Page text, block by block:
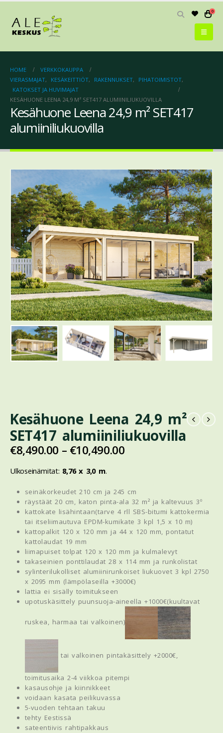
0
HOME
VERKKOKAUPPA
VIERASMAJAT, KESÄKEITTIÖT, RAKENNUKSET, PIHATOIMISTOT,
KATOKSET JA HUVIMAJAT
KESÄHUONE LEENA 24,9 M² SET417 ALUMIINILIUKUOVILLA
Kesähuone Leena 24,9 m² SET417
alumiiniliukuovilla
Kesähuone Leena 24,9 m²
SET417 alumiiniliukuovilla
€8,490.00 – €10,490.00
Ulkoseinämitat: 8,76 x 3,0 m.
seinäkorkeudet 210 cm ja 245 cm
räystäät 20 cm, katon pinta-ala 32 m² ja kaltevuus 3º
kattokate lisähintaan(tarve 4 rll SBS-bitumi kattokermia
tai itseliimautuva EPDM-kumikate 3 kpl 1,5 x 10 m)
kattopalkit 120 x 120 mm ja 44 x 120 mm, pontatut
kattolaudat 19 mm
liimapuiset tolpat 120 x 120 mm ja kulmalevyt
takaseinien ponttilaudat 28 x 114 mm ja runkolistat
sylinterilukolliset alumiinirunkoiset liukuovet 3 kpl 2750
x 2095 mm (lämpölaseilla +3000€)
lattia ei sisälly toimitukseen
upotuskäsittely puunsuoja-aineella +1000€(kuultavat
ruskea, harmaa tai valkoinen)
tai valkoinen pintakäsittely +2000€,
toimitusaika 2-4 viikkoa pitempi
kasausohje ja kiinnikkeet
voidaan kasata peilikuvassa
5-vuoden tehtaan takuu
tehty Eestissä
sateentiivis rahtipakkaus